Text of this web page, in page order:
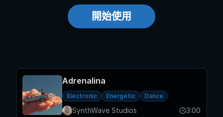
開始使用
Adrenalina
Electronic Energetic Dance
SynthWave Studios 3:00